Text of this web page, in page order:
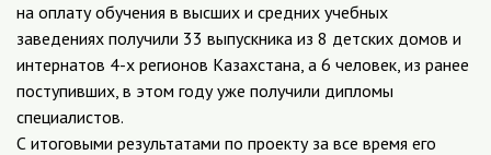
на оплату обучения в высших и средних учебных
заведениях получили 33 выпускника из 8 детских домов и
интернатов 4-х регионов Казахстана, а 6 человек, из ранее
поступивших, в этом году уже получили дипломы
специалистов.
С итоговыми результатами по проекту за все время его